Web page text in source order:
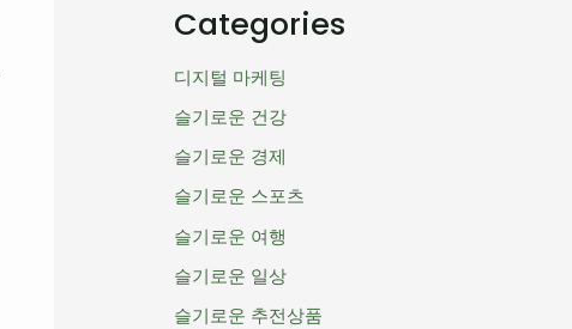
Categories
디지털 마케팅
슬기로운 건강
슬기로운 경제
슬기로운 스포츠
슬기로운 여행
슬기로운 일상
슬기로운 추전상품